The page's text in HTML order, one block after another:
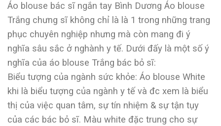
Áo blouse bác sĩ ngắn tay Bình Dương Áo blouse
Trắng chưng sĩ không chỉ là là 1 trong những trang
phục chuyên nghiệp nhưng mà còn mang đi ý
nghĩa sâu sắc ở nghành y tế. Dưới đấy là một số ý
nghĩa của áo blouse Trắng bác bỏ sĩ:
Biểu tượng của ngành sức khỏe: Áo blouse White
khi là biểu tượng của ngành y tế và đc xem là biểu
thị của việc quan tâm, sự tín nhiệm & sự tận tụy
của các bác bỏ sĩ. Màu white đặc trung cho sự